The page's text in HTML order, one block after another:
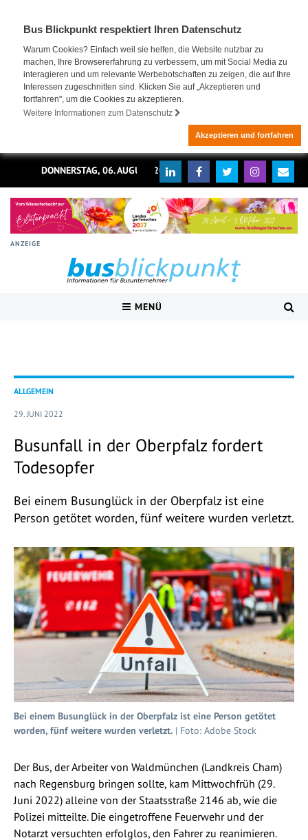
Bus Blickpunkt respektiert Ihren Datenschutz
Warum Cookies? Einfach weil sie helfen, die Website nutzbar zu
machen, Ihre Browsererfahrung zu verbessern, um mit Social Media zu
interagieren und um relevante Werbebotschaften zu zeigen, die auf Ihre
Interessen zugeschnitten sind. Klicken Sie auf „Akzeptieren und
fortfahren", um die Cookies zu akzeptieren.
Weitere Informationen zum Datenschutz
Akzeptieren und fortfahren
DONNERSTAG, 06. AUGUST 2026
ANZEIGE
MENÜ
ALLGEMEIN
29. JUNI 2022
Busunfall in der Oberpfalz fordert
Todesopfer
Bei einem Busunglück in der Oberpfalz ist eine
Person getötet worden, fünf weitere wurden verletzt.
Bei einem Busunglück in der Oberpfalz ist eine Person getötet
worden, fünf weitere wurden verletzt. | Foto: Adobe Stock
Der Bus, der Arbeiter von Waldmünchen (Landkreis Cham)
nach Regensburg bringen sollte, kam Mittwochfrüh (29.
Juni 2022) alleine von der Staatsstraße 2146 ab, wie die
Polizei mitteilte. Die eingetroffene Feuerwehr und der
Notarzt versuchten erfolglos, den Fahrer zu reanimieren.